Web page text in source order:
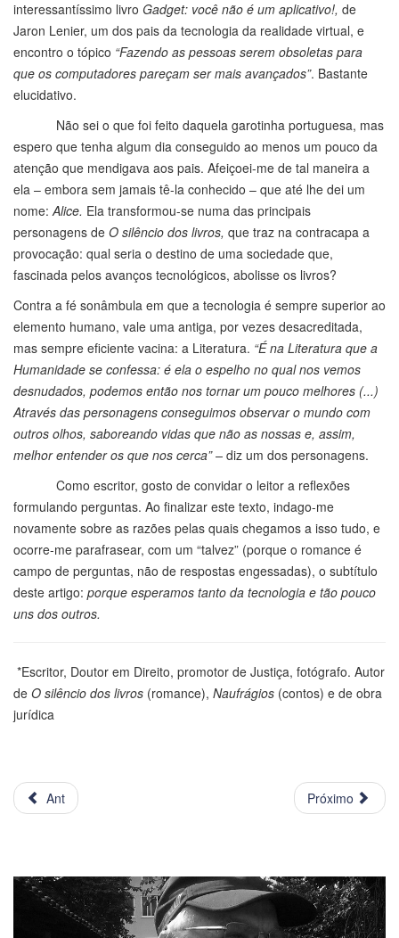
interessantíssimo livro Gadget: você não é um aplicativo!, de
Jaron Lenier, um dos pais da tecnologia da realidade virtual, e
encontro o tópico “Fazendo as pessoas serem obsoletas para
que os computadores pareçam ser mais avançados”. Bastante
elucidativo.
Não sei o que foi feito daquela garotinha portuguesa, mas
espero que tenha algum dia conseguido ao menos um pouco da
atenção que mendigava aos pais. Afeiçoei-me de tal maneira a
ela – embora sem jamais tê-la conhecido – que até lhe dei um
nome:Alice. Ela transformou-se numa das principais
personagens de O silêncio dos livros, que traz na contracapa a
provocação: qual seria o destino de uma sociedade que,
fascinada pelos avanços tecnológicos, abolisse os livros?
Contra a fé sonâmbula em que a tecnologia é sempre superior ao
elemento humano, vale uma antiga, por vezes desacreditada,
mas sempre eficiente vacina: a Literatura. “É na Literatura que a
Humanidade se confessa: é ela o espelho no qual nos vemos
desnudados, podemos então nos tornar um pouco melhores (...)
Através das personagens conseguimos observar o mundo com
outros olhos, saboreando vidas que não as nossas e, assim,
melhor entender os que nos cerca” – diz um dos personagens.
Como escritor, gosto de convidar o leitor a reflexões
formulando perguntas. Ao finalizar este texto, indago-me
novamente sobre as razões pelas quais chegamos a isso tudo, e
ocorre-me parafrasear, com um “talvez” (porque o romance é
campo de perguntas, não de respostas engessadas), o subtítulo
deste artigo: porque esperamos tanto da tecnologia e tão pouco
uns dos outros.
*Escritor, Doutor em Direito, promotor de Justiça, fotógrafo. Autor
de O silêncio dos livros (romance), Naufrágios (contos) e de obra
jurídica
Ant Próximo